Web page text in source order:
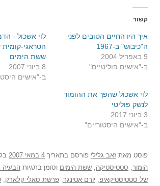
קשור
איך היו החיים הטובים לפני
ה"כיבוש" ב-1967
9 באפריל 2004
ב-"אישים פוליטיים"
לוי אשכול -
הטראגי-
ששת הימים
8 ביוני 2007
ב-"אישים
לוי אשכול שהפך את ההומור
לנשק פוליטי
3 ביוני 2017
ב-"אישים היסטוריים"
פוסט מאת זאב גלילי פורסם בתאריך 4 במאי 2007
הומור, סטטיסטיקה, ששת הימים וסומן בתגיות הבעיה
של סטטיסטיקאיפ, יורם אטינגר, פרשת סאלי קלארק,